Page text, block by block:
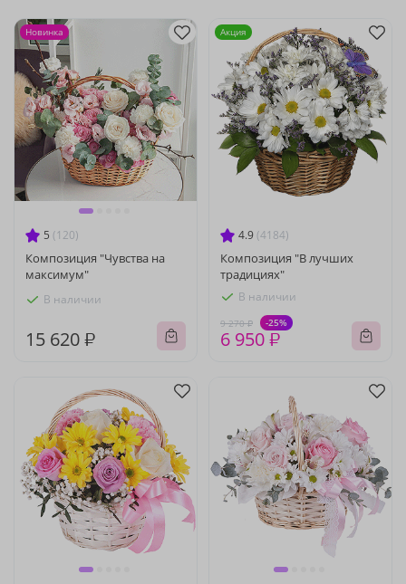
5 (120)
Композиция "Чувства на
максимум"
В наличии
15 620 ₽
Новинка
4.9 (4184)
Композиция "В лучших
традициях"
В наличии
9 270 ₽ -25%
6 950 ₽
Акция